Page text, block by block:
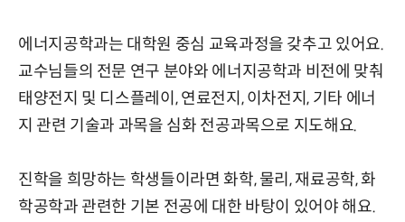
에너지공학과는 대학원 중심 교육과정을 갖추고 있어요.
교수님들의 전문 연구 분야와 에너지공학과 비전에 맞춰
태양전지 및 디스플레이, 연료전지, 이차전지, 기타 에너
지 관련 기술과 과목을 심화 전공과목으로 지도해요.
진학을 희망하는 학생들이라면 화학, 물리, 재료공학, 화
학공학과 관련한 기본 전공에 대한 바탕이 있어야 해요.